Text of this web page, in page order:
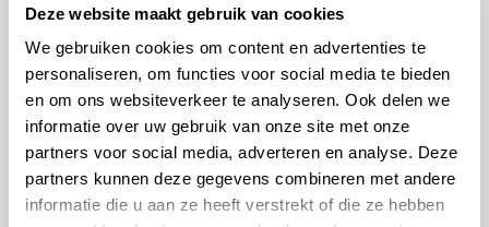
Deze website maakt gebruik van cookies
We gebruiken cookies om content en advertenties te
personaliseren, om functies voor social media te bieden
en om ons websiteverkeer te analyseren. Ook delen we
informatie over uw gebruik van onze site met onze
partners voor social media, adverteren en analyse. Deze
partners kunnen deze gegevens combineren met andere
informatie die u aan ze heeft verstrekt of die ze hebben
Redactie
Curriculaire uitdaging: andere
inhouden
Tafelgesprek over de vraag welke inhouden
geactualiseerd zouden moeten worden binnen het
vak maatschappijleer.
Lees verder...